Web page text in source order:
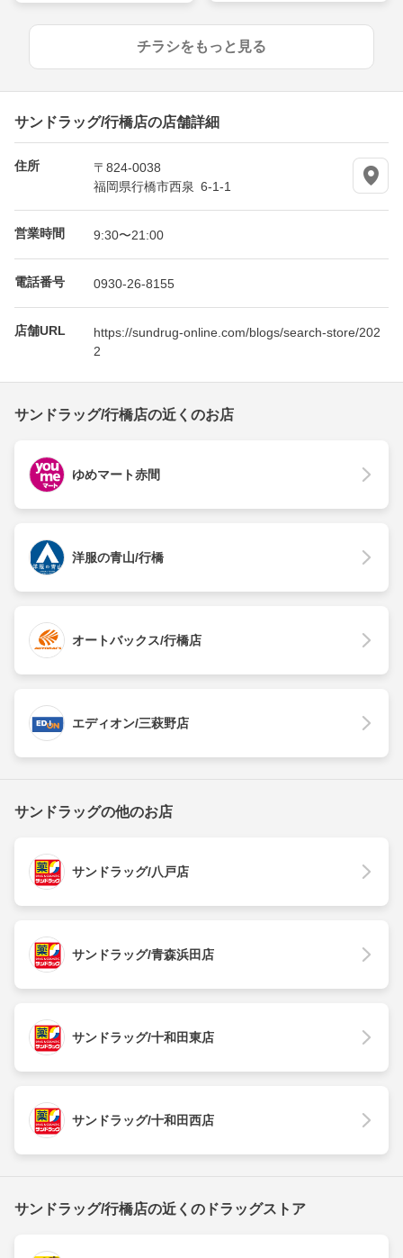
チラシをもっと見る
サンドラッグ/行橋店の店舗詳細
住所
〒824-0038
福岡県行橋市西泉 6-1-1
営業時間 9:30〜21:00
電話番号 0930-26-8155
店舗URL
https://sundrug-online.com/blogs/search-store/202
2
サンドラッグ/行橋店の近くのお店
ゆめマート赤間
洋服の青山/行橋
オートバックス/行橋店
エディオン/三萩野店
サンドラッグの他のお店
サンドラッグ/八戸店
サンドラッグ/青森浜田店
サンドラッグ/十和田東店
サンドラッグ/十和田西店
サンドラッグ/行橋店の近くのドラッグストア